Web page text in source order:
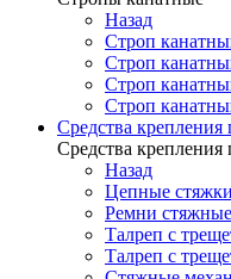
Назад
Строп
Строп
Строп
Строп
Средства крепления
Средства крепления
Назад
Цепные стяжки
Ремни стяжные
Талреп с
Талреп с